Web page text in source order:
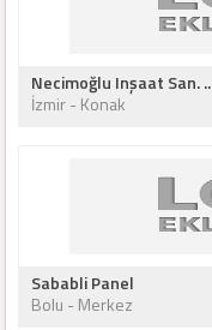
Necimoğlu Inşaat San. ..
İzmir - Konak
Sababli Panel
Bolu - Merkez